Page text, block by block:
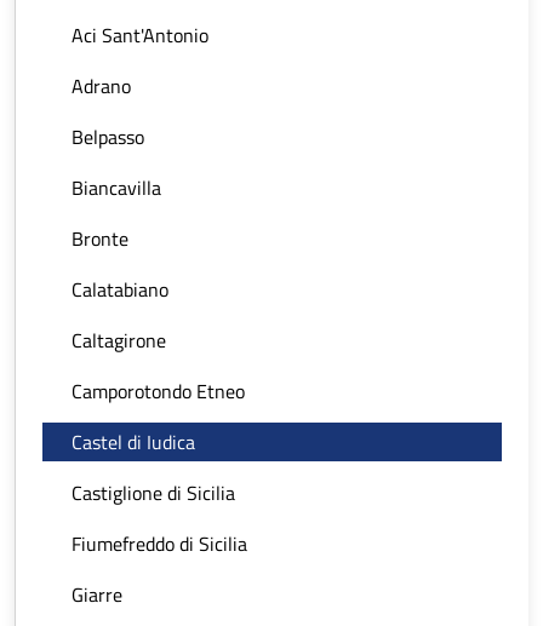
Aci Sant'Antonio
Adrano
Belpasso
Biancavilla
Bronte
Calatabiano
Caltagirone
Camporotondo Etneo
Castel di Iudica
Castiglione di Sicilia
Fiumefreddo di Sicilia
Giarre